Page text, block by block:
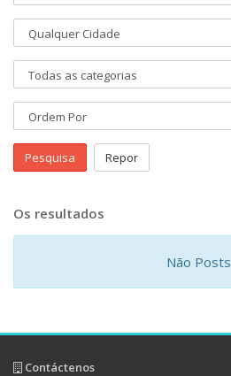
Pesquisa Repor
Os resultados
Não Posts
Contáctenos